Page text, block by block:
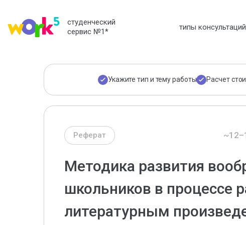
студенческий
сервис №1* типы консультаций
Укажите тип и тему работы Расчет
Реферат
Методика развития
школьников в процессе
литературным